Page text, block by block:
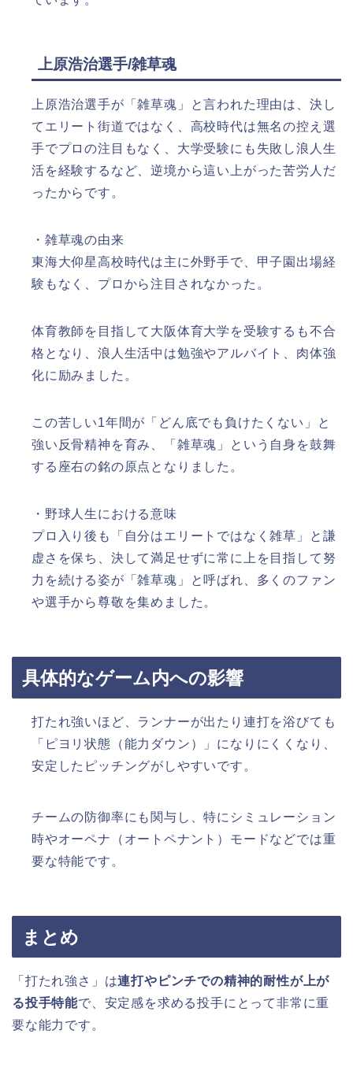
上原浩治選手/雑草魂
上原浩治選手が「雑草魂」と言われた理由は、決し
てエリート街道ではなく、高校時代は無名の控え選
手でプロの注目もなく、大学受験にも失敗し浪人生
活を経験するなど、逆境から這い上がった苦労人だ
ったからです。
・雑草魂の由来
東海大仰星高校時代は主に外野手で、甲子園出場経
験もなく、プロから注目されなかった。
体育教師を目指して大阪体育大学を受験するも不合
格となり、浪人生活中は勉強やアルバイト、肉体強
化に励みました。
この苦しい1年間が「どん底でも負けたくない」と
強い反骨精神を育み、「雑草魂」という自身を鼓舞
する座右の銘の原点となりました。
・野球人生における意味
プロ入り後も「自分はエリートではなく雑草」と謙
虚さを保ち、決して満足せずに常に上を目指して努
力を続ける姿が「雑草魂」と呼ばれ、多くのファン
や選手から尊敬を集めました。
具体的なゲーム内への影響
打たれ強いほど、ランナーが出たり連打を浴びても
「ピヨリ状態（能力ダウン）」になりにくくなり、
安定したピッチングがしやすいです。
チームの防御率にも関与し、特にシミュレーション
時やオーペナ（オートペナント）モードなどでは重
要な特能です。
まとめ
「打たれ強さ」は連打やピンチでの精神的耐性が上が
る投手特能で、安定感を求める投手にとって非常に重
要な能力です。